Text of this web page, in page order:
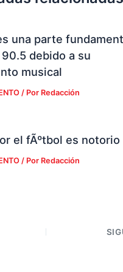
una parte
90.5 debido a su
musical
/ Por Redacción
el fÃºtbol es notorio
/ Por Redacción